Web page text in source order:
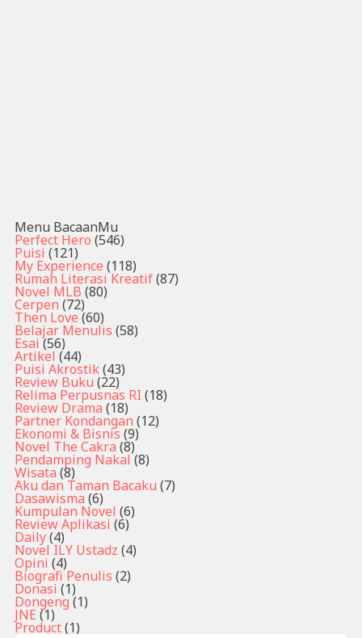
Menu BacaanMu
Perfect Hero (546)
Puisi (121)
My Experience (118)
Rumah Literasi Kreatif(87)
Novel MLB (80)
Cerpen (72)
Then Love (60)
Belajar Menulis (58)
Esai (56)
Artikel (44)
Puisi Akrostik(43)
Review Buku (22)
Relima Perpusnas RI (18)
Review Drama (18)
Partner Kondangan (12)
Ekonomi & Bisnis (9)
Novel The Cakra (8)
Pendamping Nakal (8)
Wisata (8)
Aku dan Taman Bacaku (7)
Dasawisma (6)
Kumpulan Novel (6)
Review Aplikasi (6)
Daily(4)
Novel ILY Ustadz (4)
Opini (4)
Biografi Penulis (2)
Donasi (1)
Dongeng (1)
JNE (1)
Product(1)